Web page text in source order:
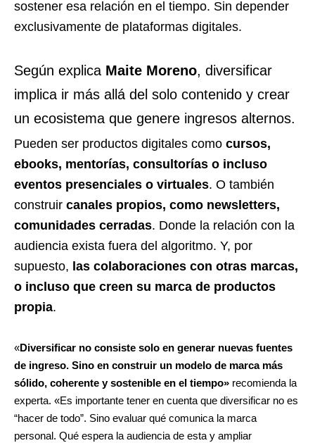
sostener esa relación en el tiempo. Sin depender
exclusivamente de plataformas digitales.
Según explica Maite Moreno, diversificar
implica ir más allá del solo contenido y crear
un ecosistema que genere ingresos alternos.
Pueden ser productos digitales como cursos,
ebooks, mentorías, consultorías o incluso
eventos presenciales o virtuales. O también
construir canales propios, como newsletters,
comunidades cerradas. Donde la relación con la
audiencia exista fuera del algoritmo. Y, por
supuesto, las colaboraciones con otras marcas,
o incluso que creen su marca de productos
propia.
«Diversificar no consiste solo en generar nuevas fuentes
de ingreso. Sino en construir un modelo de marca más
sólido, coherente y sostenible en el tiempo» recomienda la
experta. «Es importante tener en cuenta que diversificar no es
“hacer de todo”. Sino evaluar qué comunica la marca
personal. Qué espera la audiencia de esta y ampliar